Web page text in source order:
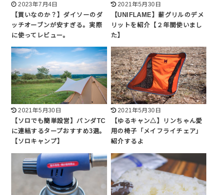
2023年7月4日
【買いなのか？】ダイソーのダ
ッチオーブンが安すぎる。実際
に使ってレビュー。
2021年5月30日
【UNIFLAME】薪グリルのデメ
リットを紹介【２年間使いまし
た】
2021年5月30日
【ソロでも簡単設営】パンダTC
に連結するタープおすすめ3選。
【ソロキャンプ】
2021年5月30日
【ゆるキャン△】リンちゃん愛
用の椅子「メイフライチェア」
紹介するよ